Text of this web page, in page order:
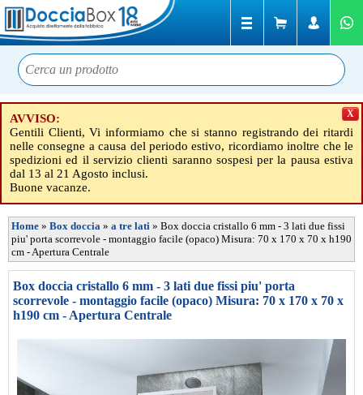
AVVISO:
Gentili Clienti, Vi informiamo che si stanno registrando dei ritardi
nelle consegne a causa del periodo estivo, ricordiamo inoltre che le
spedizioni ed il servizio clienti saranno sospesi per la pausa estiva
dal 13 al 21 Agosto inclusi.
Buone vacanze.
X
Home » Box doccia » a tre lati » Box doccia cristallo 6 mm - 3 lati due fissi
piu' porta scorrevole - montaggio facile (opaco) Misura: 70 x 170 x 70 x h190
cm - Apertura Centrale
Box doccia cristallo 6 mm - 3 lati due fissi piu' porta
scorrevole - montaggio facile (opaco) Misura: 70 x 170 x 70 x
h190 cm - Apertura Centrale